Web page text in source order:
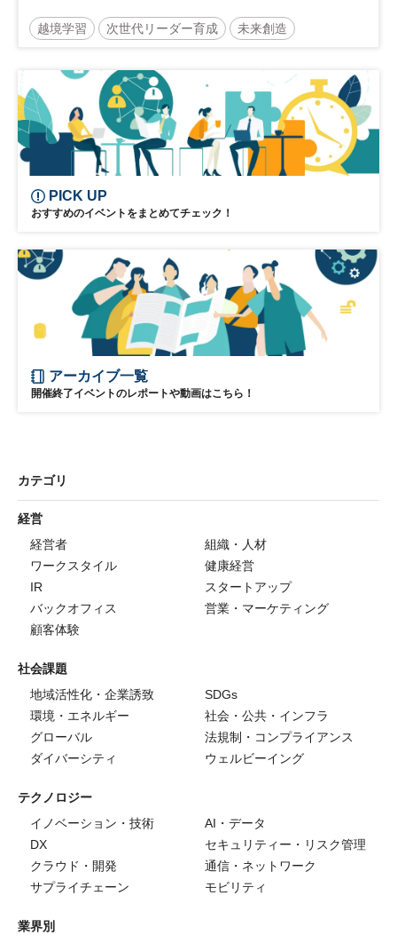
越境学習 次世代リーダー育成 未来創造
リーダーシップ 新規事業
日経オンラインセミナー
PICK UP
おすすめのイベントをまとめてチェック！
アーカイブ一覧
開催終了イベントのレポートや動画はこちら！
カテゴリ
経営
経営者
組織・人材
ワークスタイル
健康経営
IR
スタートアップ
バックオフィス
営業・マーケティング
顧客体験
社会課題
地域活性化・企業誘致
SDGs
環境・エネルギー
社会・公共・インフラ
グローバル
法規制・コンプライアンス
ダイバーシティ
ウェルビーイング
テクノロジー
イノベーション・技術
AI・データ
DX
セキュリティー・リスク管理
クラウド・開発
通信・ネットワーク
サプライチェーン
モビリティ
業界別